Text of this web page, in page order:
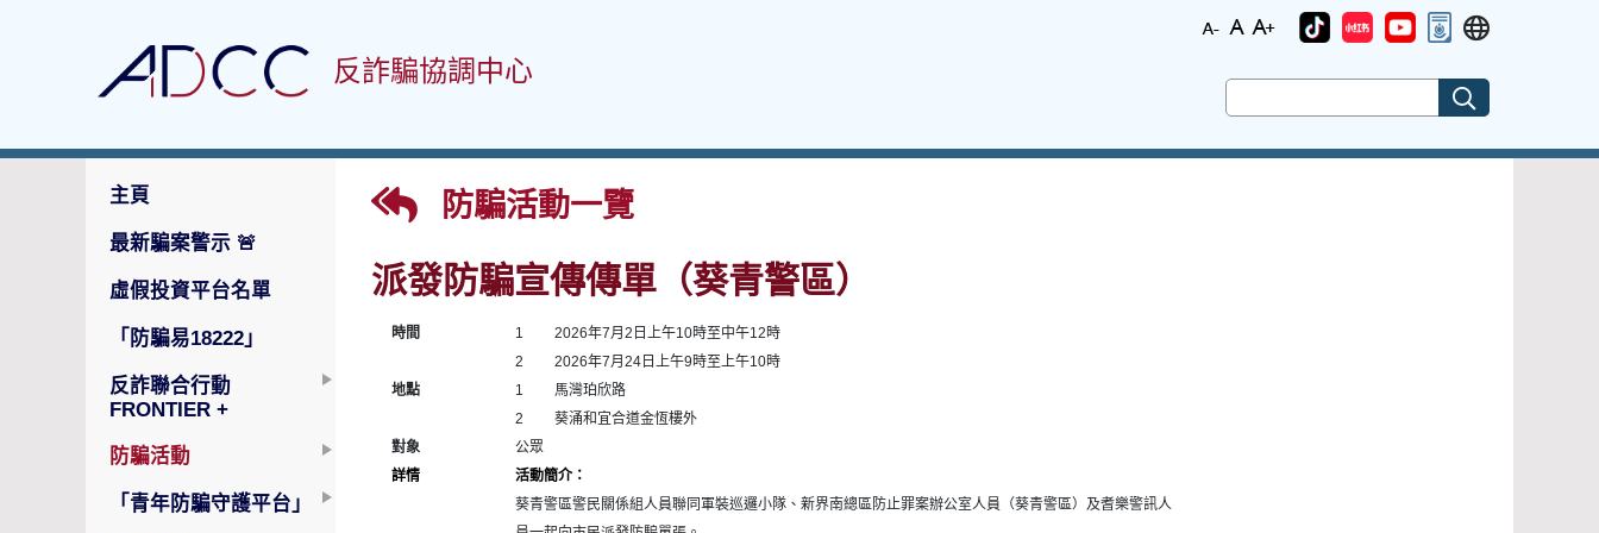
反詐騙協調中心
主頁
最新騙案警示 🚨
虛假投資平台名單
「防騙易18222」
反詐聯合行動
FRONTIER +
防騙活動
「青年防騙守護平台」
防騙活動一覽
派發防騙宣傳傳單（葵青警區）
時間
1
2
2026年7月2日上午10時至中午12時
2026年7月24日上午9時至上午10時
地點
1
2
馬灣珀欣路
葵涌和宜合道金恆樓外
對象
公眾
詳情
活動簡介：
葵青警區警民關係組人員聯同軍裝巡邏小隊、新界南總區防止罪案辦公室人員（葵青警區）及耆樂警訊人